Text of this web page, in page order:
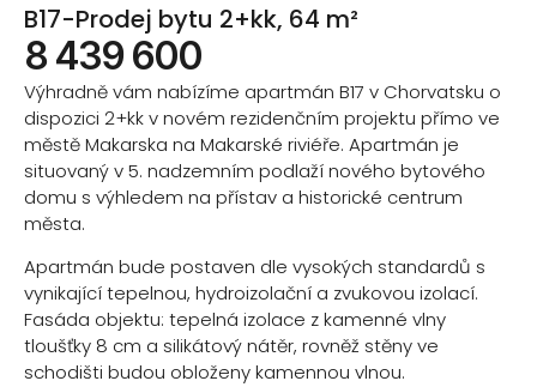
B17-Prodej bytu 2+kk, 64 m²
8 439 600
Výhradně vám nabízíme apartmán B17 v Chorvatsku o
dispozici 2+kk v novém rezidenčním projektu přímo ve
městě Makarska na Makarské riviéře. Apartmán je
situovaný v 5. nadzemním podlaží nového bytového
domu s výhledem na přístav a historické centrum
města.
Apartmán bude postaven dle vysokých standardů s
vynikající tepelnou, hydroizolační a zvukovou izolací.
Fasáda objektu: tepelná izolace z kamenné vlny
tloušťky 8 cm a silikátový nátěr, rovněž stěny ve
schodišti budou obloženy kamennou vlnou.